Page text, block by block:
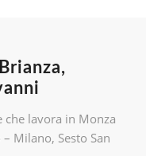
che lavora in Monza
Milano, Sesto San